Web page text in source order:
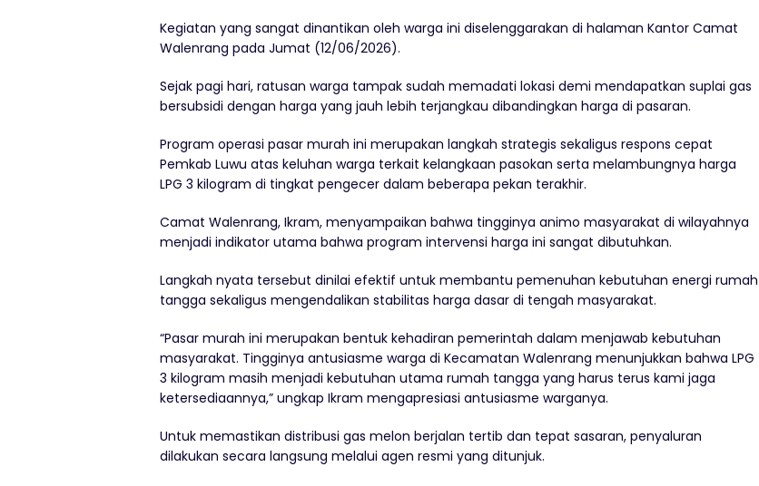
Kegiatan yang sangat dinantikan oleh warga ini diselenggarakan di halaman Kantor Camat
Walenrang pada Jumat (12/06/2026).
Sejak pagi hari, ratusan warga tampak sudah memadati lokasi demi mendapatkan suplai gas
bersubsidi dengan harga yang jauh lebih terjangkau dibandingkan harga di pasaran.
Program operasi pasar murah ini merupakan langkah strategis sekaligus respons cepat
Pemkab Luwu atas keluhan warga terkait kelangkaan pasokan serta melambungnya harga
LPG 3 kilogram di tingkat pengecer dalam beberapa pekan terakhir.
Camat Walenrang, Ikram, menyampaikan bahwa tingginya animo masyarakat di wilayahnya
menjadi indikator utama bahwa program intervensi harga ini sangat dibutuhkan.
Langkah nyata tersebut dinilai efektif untuk membantu pemenuhan kebutuhan energi rumah
tangga sekaligus mengendalikan stabilitas harga dasar di tengah masyarakat.
“Pasar murah ini merupakan bentuk kehadiran pemerintah dalam menjawab kebutuhan
masyarakat. Tingginya antusiasme warga di Kecamatan Walenrang menunjukkan bahwa LPG
3 kilogram masih menjadi kebutuhan utama rumah tangga yang harus terus kami jaga
ketersediaannya,” ungkap Ikram mengapresiasi antusiasme warganya.
Untuk memastikan distribusi gas melon berjalan tertib dan tepat sasaran, penyaluran
dilakukan secara langsung melalui agen resmi yang ditunjuk.